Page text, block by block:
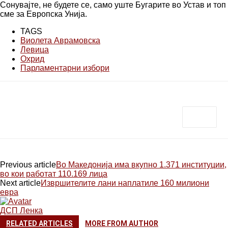
Сонувајте, не будете се, само уште Бугарите во Устав и топ
сме за Европска Унија.
TAGS
Виолета Аврамовска
Левица
Охрид
Парламентарни избори
Previous articleВо Македонија има вкупно 1.371 институции,
во кои работат 110.169 лица
Next articleИзвршителите лани наплатиле 160 милиони
евра
ДСП Ленка
RELATED ARTICLES MORE FROM AUTHOR